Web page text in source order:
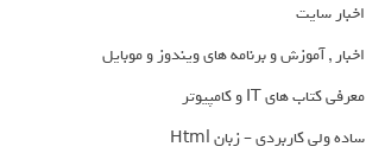
اخبار سایت
اخبار , آموزش و برنامه های ویندوز و موبایل
معرفی کتاب های IT و کامپیوتر
ساده ولی کاربردی – زبان Html